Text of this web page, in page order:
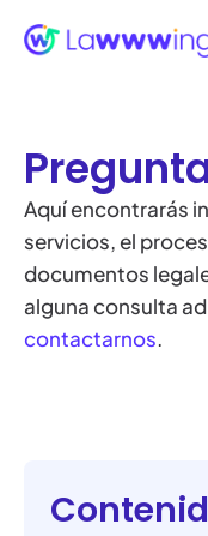
Aquí encontrarás
servicios, el
documentos
alguna consulta
contactarnos.